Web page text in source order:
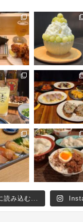
読み込む...